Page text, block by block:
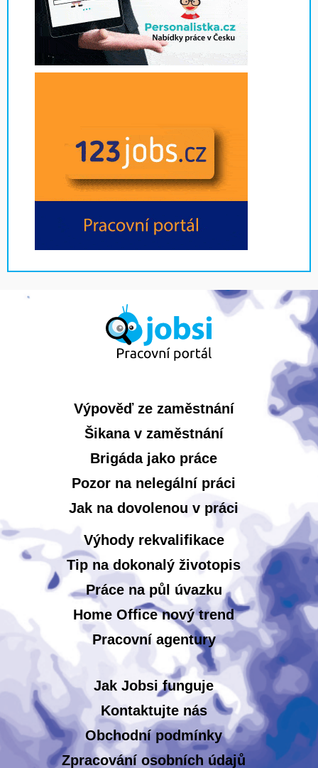
Výpověď ze zaměstnání
Šikana v zaměstnání
Brigáda jako práce
Pozor na nelegální práci
Jak na dovolenou v práci
Výhody rekvalifikace
Tip na dokonalý životopis
Práce na půl úvazku
Home Office nový trend
Pracovní agentury
Jak Jobsi funguje
Kontaktujte nás
Obchodní podmínky
Zpracování osobních údajů